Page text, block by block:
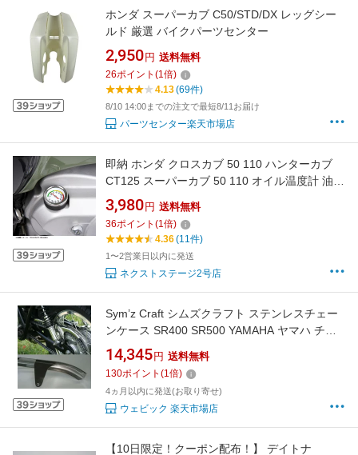
ホンダ スーパーカブ C50/STD/DX レッグシー
ルド 厳選 バイクパーツセンター
2,950 円 送料無料
26ポイント (1倍)
4.13(69件)
8/10 14:00までの注文で最短8/11お届け
パーツセンター楽天市場店
即納 ホンダ クロスカブ 50 110 ハンターカブ
CT125 スーパーカブ 50 110 オイル温度計 油温
計 温度計 温度ゲージ 0-200℃ 温度テスター オ
イルレベルケージ オイルケージメーター オイ
ル 温度 測定 便利 おしゃれ ドレスアップ 温度
3,980 円 送料無料
36ポイント (1倍)
4.36(11件)
1〜2営業日以内に発送
ネクストステージ2号店
Sym’z Craft シムズクラフト ステンレスチェー
ンケース SR400 SR500 YAMAHA ヤマハ チェ
ーンカバー 外装
14,345 円 送料無料
130ポイント (1倍)
4ヵ月以内に発送(お取り寄せ)
ウェビック 楽天市場店
【10日限定！クーポン配布！】 デイトナ